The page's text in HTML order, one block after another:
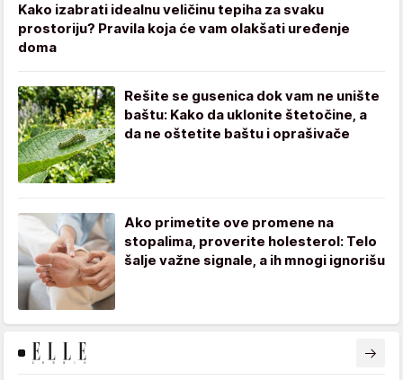
Kako izabrati idealnu veličinu tepiha za svaku
prostoriju? Pravila koja će vam olakšati uređenje
doma
Rešite se gusenica dok vam ne unište
baštu: Kako da uklonite štetočine, a
da ne oštetite baštu i oprašivače
Ako primetite ove promene na
stopalima, proverite holesterol: Telo
šalje važne signale, a ih mnogi ignorišu